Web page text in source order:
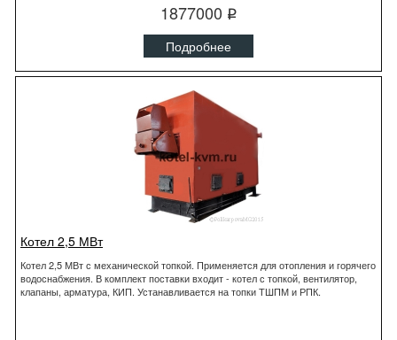
1877000 q
Подробнее
Котел 2,5 МВт
Котел 2,5 МВт с механической топкой. Применяется для отопления и горячего
водоснабжения. В комплект поставки входит - котел с топкой, вентилятор,
клапаны, арматура, КИП. Устанавливается на топки ТШПМ и РПК.